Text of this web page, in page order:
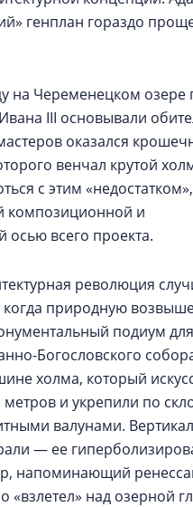
генплан гораздо
на Череменецком озере
III основывали
оказался
венчал крутой
с этим
композиционной и
осью всего проекта.
революция
когда природную
подиум для
Богословского
холма, который
метров и укрепили по
валунами.
— ее
напоминающий
«взлетел» над озерной